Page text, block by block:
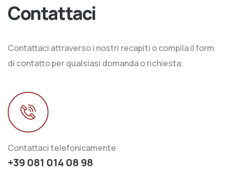
Contattaci
Contattaci attraverso i nostri recapiti o compila il form
di contatto per qualsiasi domanda o richiesta.
Contattaci telefonicamente
+39 081 014 08 98